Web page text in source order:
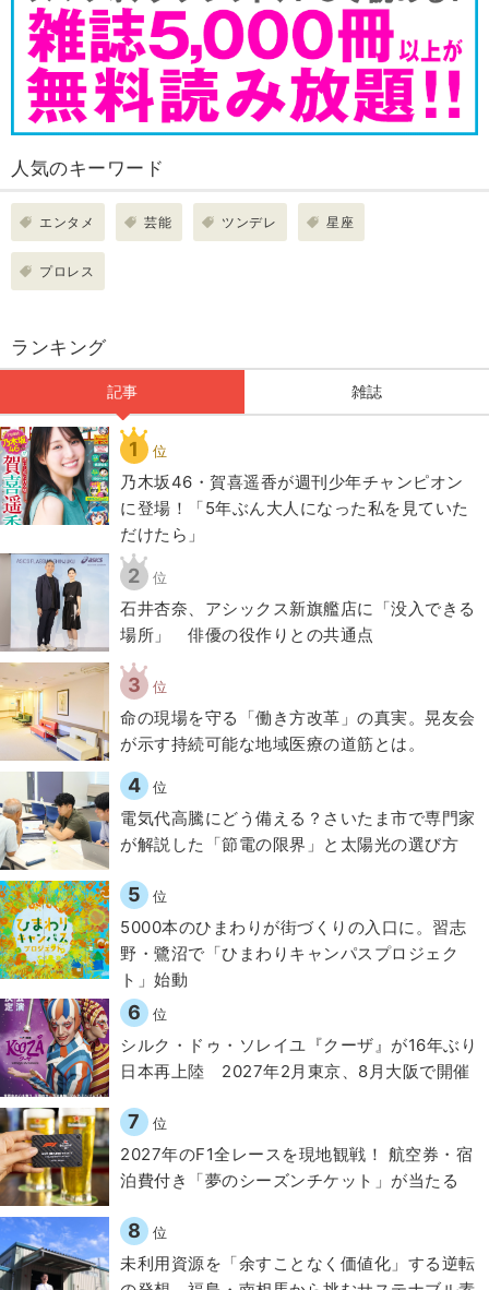
人気のキーワード
エンタメ 芸能 ツンデレ 星座
プロレス
ランキング
記事 雑誌
1 位
乃木坂46・賀喜遥香が週刊少年チャンピオン
に登場！「5年ぶん大人になった私を見ていた
だけたら」
2 位
石井杏奈、アシックス新旗艦店に「没入できる
場所」 俳優の役作りとの共通点
3 位
​命の現場を守る「働き方改革」の真実。晃友会
が示す持続可能な地域医療の道筋とは。
4 位
電気代高騰にどう備える？さいたま市で専門家
が解説した「節電の限界」と太陽光の選び方
5 位
5000本のひまわりが街づくりの入口に。習志
野・鷺沼で「ひまわりキャンパスプロジェク
ト」始動
6 位
シルク・ドゥ・ソレイユ『クーザ』が16年ぶり
日本再上陸 2027年2月東京、8月大阪で開催
7 位
2027年のF1全レースを現地観戦！ 航空券・宿
泊費付き「夢のシーズンチケット」が当たる
8 位
​​未利用資源を「余すことなく価値化」する逆転